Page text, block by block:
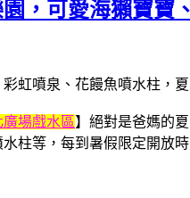
，可愛海獺寶寶
廣場戲水區】絕對是爸媽的
柱等，每到暑假限定開放